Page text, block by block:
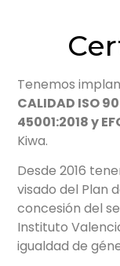
Tenemos
CALIDAD ISO
45001:2018 y
Kiwa.
Desde 2016
visado del Plan
concesión del
Instituto
igualdad de